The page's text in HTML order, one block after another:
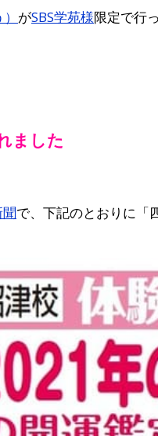
がSBS学苑様限定で行
ました
で、下記のとおりに「